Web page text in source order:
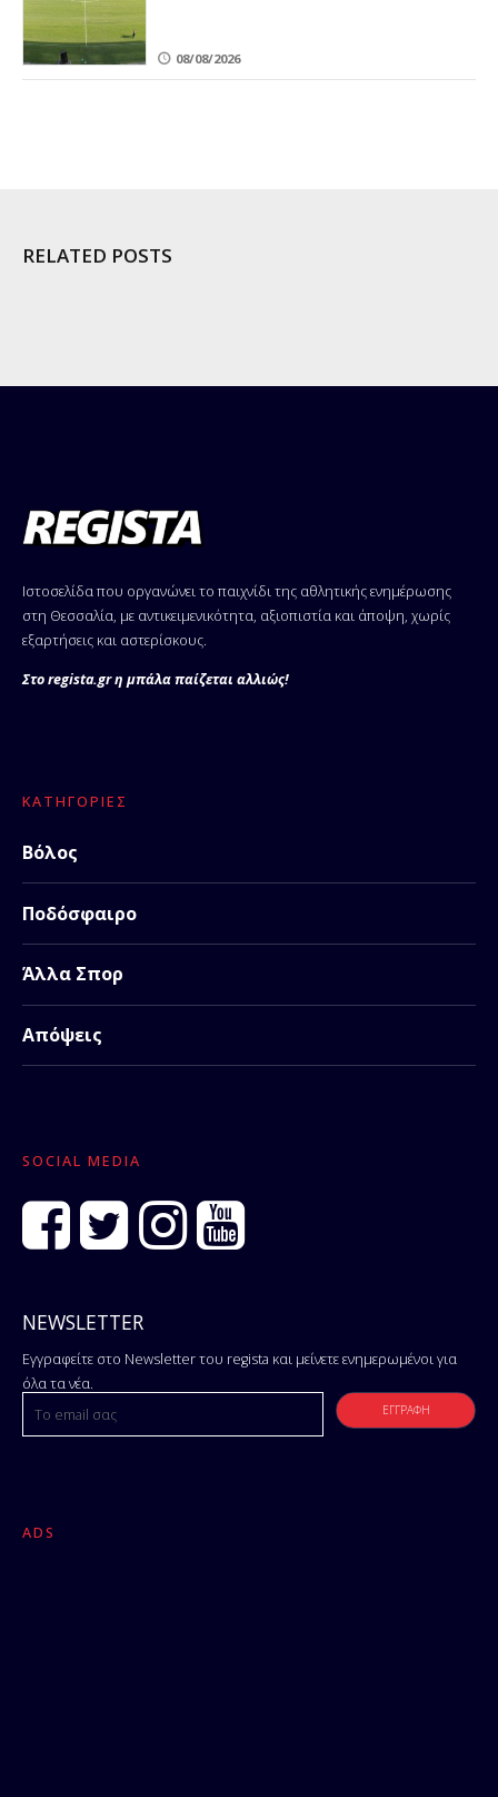
08/08/2026
RELATED POSTS
Ιστοσελίδα που οργανώνει το παιχνίδι της αθλητικής ενημέρωσης
στη Θεσσαλία, με αντικειμενικότητα, αξιοπιστία και άποψη, χωρίς
εξαρτήσεις και αστερίσκους.
Στο regista.gr η μπάλα παίζεται αλλιώς!
ΚΑΤΗΓΟΡΊΕΣ
Βόλος
Ποδόσφαιρο
Άλλα Σπορ
Απόψεις
SOCIAL MEDIA
NEWSLETTER
Εγγραφείτε στο Newsletter του regista και μείνετε ενημερωμένοι για
όλα τα νέα.
ADS